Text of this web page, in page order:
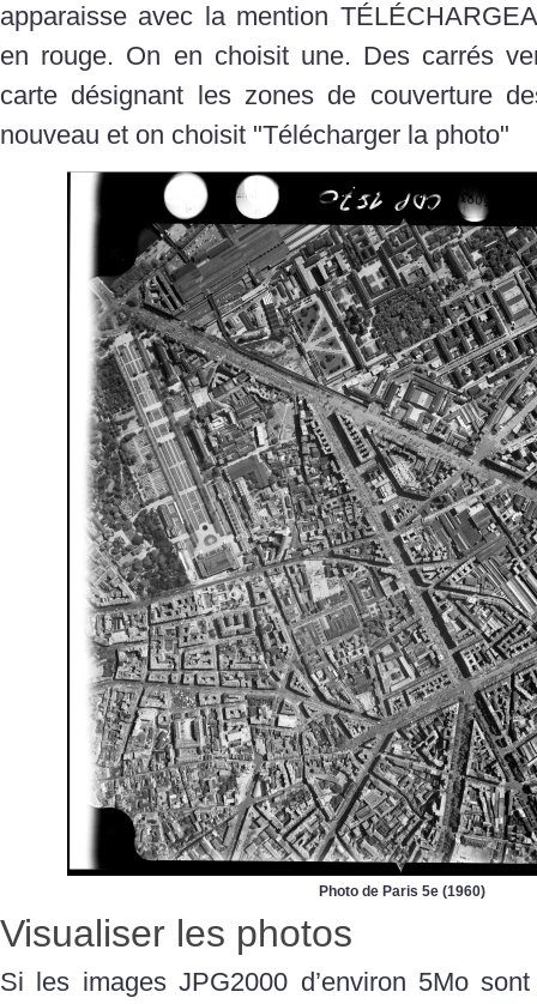
apparaisse avec la mention
en rouge. On en choisit une. Des carrés
carte désignant les zones de couverture
nouveau et on choisit "Télécharger la photo"
Photo de Paris 5e (1960)
Visualiser les photos
Si les images JPG2000 d’environ 5Mo